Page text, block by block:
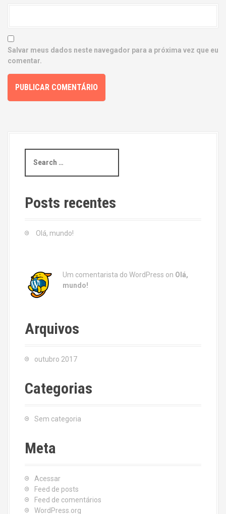
Salvar meus dados neste navegador para a próxima vez que eu
comentar.
a
c
h
Posts recentes
Olá, mundo!
Um comentarista do WordPress on Olá,
mundo!
Arquivos
outubro 2017
Categorias
Sem categoria
Meta
Acessar
Feed de posts
Feed de comentários
WordPress.org